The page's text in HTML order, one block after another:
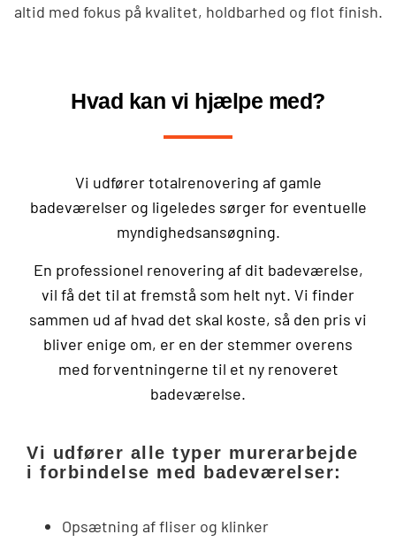
altid med fokus på kvalitet, holdbarhed og flot finish.
Hvad kan vi hjælpe med?
Vi udfører totalrenovering af gamle
badeværelser og ligeledes sørger for eventuelle
myndighedsansøgning.
En professionel renovering af dit badeværelse,
vil få det til at fremstå som helt nyt. Vi finder
sammen ud af hvad det skal koste, så den pris vi
bliver enige om, er en der stemmer overens
med forventningerne til et ny renoveret
badeværelse.
Vi udfører alle typer murerarbejde
i forbindelse med badeværelser:
Opsætning af fliser og klinker